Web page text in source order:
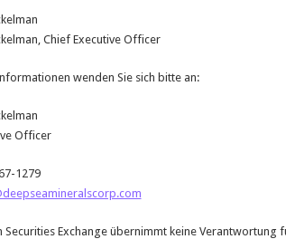
Chief Executive Officer
wenden Sie sich bitte an:
Officer
1279
Securities Exchange übernimmt keine Verantwortung